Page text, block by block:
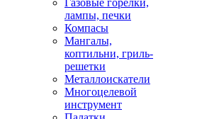
Газовые горелки,
лампы, печки
Компасы
Мангалы,
коптильни, гриль-
решетки
Металлоискатели
Многоцелевой
инструмент